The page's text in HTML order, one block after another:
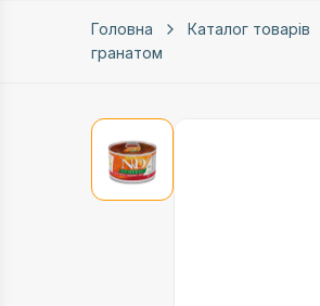
Головна Каталог товарів
гранатом